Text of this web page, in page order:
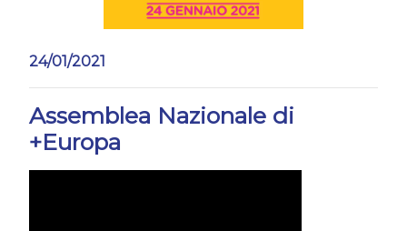
24/01/2021
Assemblea Nazionale di
+Europa